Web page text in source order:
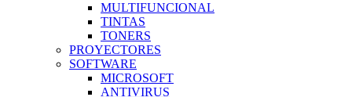
MULTIFUNCIONAL
TINTAS
TONERS
PROYECTORES
SOFTWARE
MICROSOFT
ANTIVIRUS